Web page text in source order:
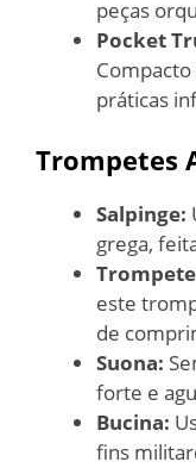
peças
Pocket
práticas
Trompetes
Salpinge:
grega,
este
de
Suona:
forte e
Bucina:
fins